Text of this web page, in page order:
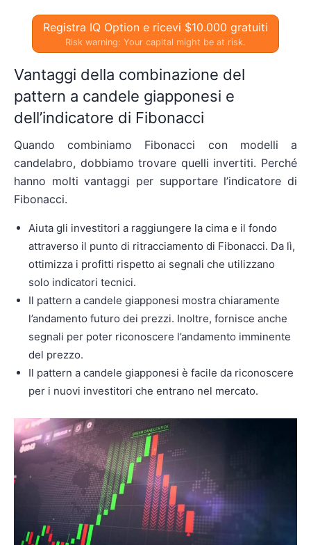
Registra IQ Option e ricevi $10.000 gratuiti
Risk warning: Your capital might be at risk.
Vantaggi della combinazione del
pattern a candele giapponesi e
dell’indicatore di Fibonacci
Quando combiniamo Fibonacci con modelli a
candelabro, dobbiamo trovare quelli invertiti. Perché
hanno molti vantaggi per supportare l’indicatore di
Fibonacci.
Aiuta gli investitori a raggiungere la cima e il fondo
attraverso il punto di ritracciamento di Fibonacci. Da lì,
ottimizza i profitti rispetto ai segnali che utilizzano
solo indicatori tecnici.
Il pattern a candele giapponesi mostra chiaramente
l’andamento futuro dei prezzi. Inoltre, fornisce anche
segnali per poter riconoscere l’andamento imminente
del prezzo.
Il pattern a candele giapponesi è facile da riconoscere
per i nuovi investitori che entrano nel mercato.